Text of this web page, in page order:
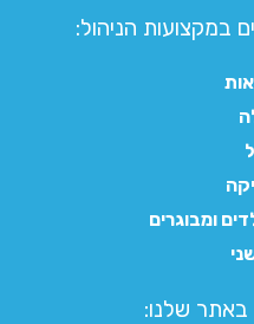
במקצועות הניהול:
ומבוגרים
באתר שלנו:​